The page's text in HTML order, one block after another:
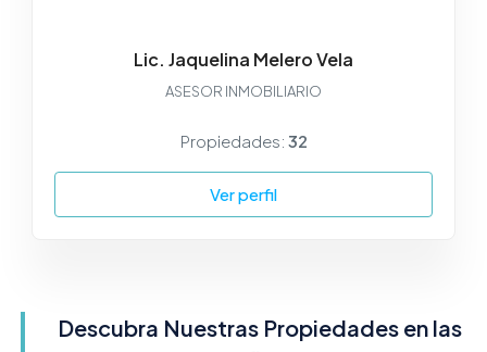
Lic. Jaquelina Melero Vela
ASESOR INMOBILIARIO
Propiedades: 32
Ver perfil
Descubra Nuestras Propiedades en las